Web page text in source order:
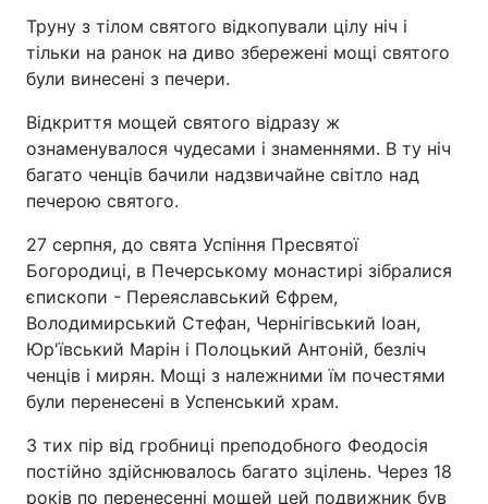
Тема оформлення
Труну з тілом святого відкопували цілу ніч і
тільки на ранок на диво збережені мощі святого
були винесені з печери.
Відкриття мощей святого відразу ж
ознаменувалося чудесами і знаменнями. В ту ніч
багато ченців бачили надзвичайне світло над
печерою святого.
27 серпня, до свята Успіння Пресвятої
Богородиці, в Печерському монастирі зібралися
єпископи - Переяславський Єфрем,
Володимирський Стефан, Чернігівський Іоан,
Юр'ївський Марін і Полоцький Антоній, безліч
ченців і мирян. Мощі з належними їм почестями
були перенесені в Успенський храм.
З тих пір від гробниці преподобного Феодосія
постійно здійснювалось багато зцілень. Через 18
років по перенесенні мощей цей подвижник був